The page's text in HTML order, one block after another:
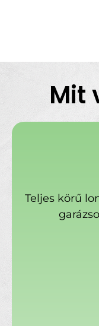
Mit
Teljes körű